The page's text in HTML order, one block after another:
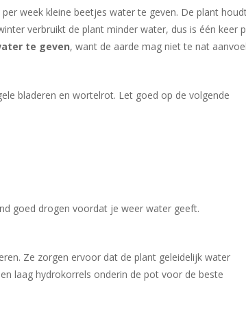
week kleine beetjes water te geven. De plant
verbruikt de plant minder water, dus is één keer
te geven, want de aarde mag niet te nat
bladeren en wortelrot. Let goed op de volgende
goed drogen voordat je weer water geeft.
Ze zorgen ervoor dat de plant geleidelijk water
laag hydrokorrels onderin de pot voor de beste